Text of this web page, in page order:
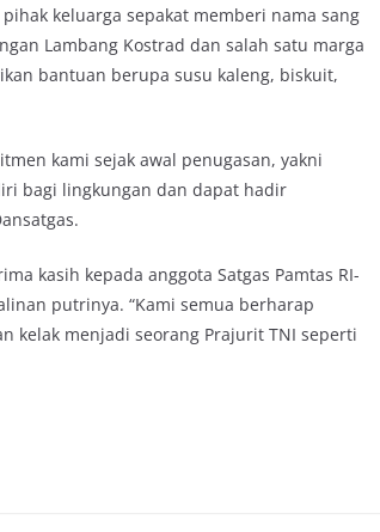
keluarga sepakat memberi nama sang
Lambang Kostrad dan salah satu marga
bantuan berupa susu kaleng, biskuit,
kami sejak awal penugasan, yakni
bagi lingkungan dan dapat hadir
kasih kepada anggota Satgas Pamtas RI-
putrinya. “Kami semua berharap
kelak menjadi seorang Prajurit TNI seperti